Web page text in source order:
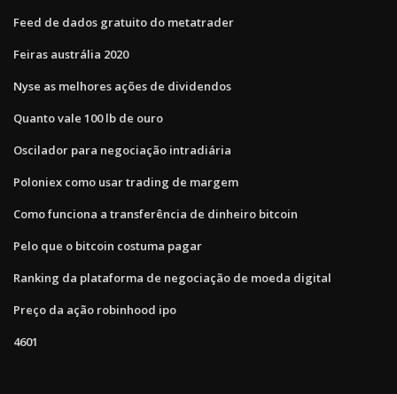
Feed de dados gratuito do metatrader
Feiras austrália 2020
Nyse as melhores ações de dividendos
Quanto vale 100 lb de ouro
Oscilador para negociação intradiária
Poloniex como usar trading de margem
Como funciona a transferência de dinheiro bitcoin
Pelo que o bitcoin costuma pagar
Ranking da plataforma de negociação de moeda digital
Preço da ação robinhood ipo
4601